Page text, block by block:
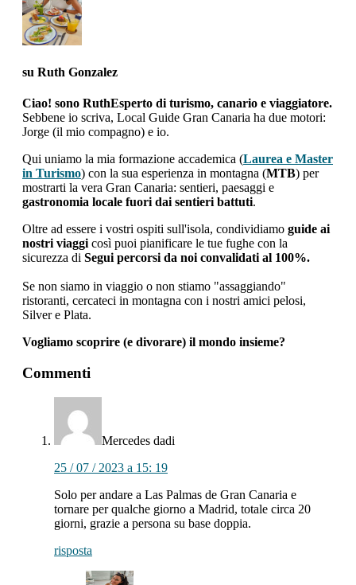
su Ruth Gonzalez
Ciao! sono RuthEsperto di turismo, canario e viaggiatore.
Sebbene io scriva, Local Guide Gran Canaria ha due motori:
Jorge (il mio compagno) e io.
Qui uniamo la mia formazione accademica (Laurea e Master
in Turismo) con la sua esperienza in montagna (MTB) per
mostrarti la vera Gran Canaria: sentieri, paesaggi e
gastronomia locale fuori dai sentieri battuti.
Oltre ad essere i vostri ospiti sull'isola, condividiamo guide ai
nostri viaggi così puoi pianificare le tue fughe con la
sicurezza di Segui percorsi da noi convalidati al 100%.
Se non siamo in viaggio o non stiamo "assaggiando"
ristoranti, cercateci in montagna con i nostri amici pelosi,
Silver e Plata.
Vogliamo scoprire (e divorare) il mondo insieme?
interazioni
lettori
Commenti
Mercedes dadi
25 / 07 / 2023 a 15: 19
Solo per andare a Las Palmas de Gran Canaria e
tornare per qualche giorno a Madrid, totale circa 20
giorni, grazie a persona su base doppia.
risposta